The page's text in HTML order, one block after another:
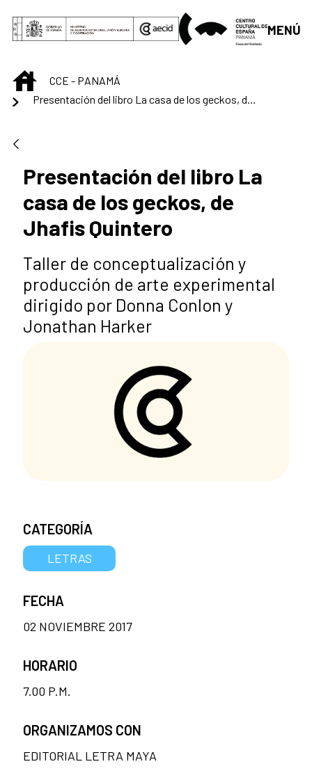
Saltar al contenido principal
MENÚ
INICIOCCE - PANAMÁ
Presentación del libro La
casa de los geckos, de
Jhafis Quintero
Taller de conceptualización y
producción de arte experimental
dirigido por Donna Conlon y
Jonathan Harker
CATEGORÍA
LETRAS
FECHA
02 NOVIEMBRE 2017
HORARIO
7.00 P.M.
ORGANIZAMOS CON
EDITORIAL LETRA MAYA